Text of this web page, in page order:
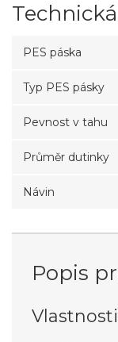
PES páska
Typ PES pásky
Pevnost v tahu
Průměr dutinky
Návin
Popis